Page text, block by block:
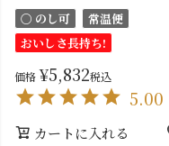
〇 のし可
常温便
おいしさ長持ち!
価格 ¥5,832税込
5.00
カートに入れる